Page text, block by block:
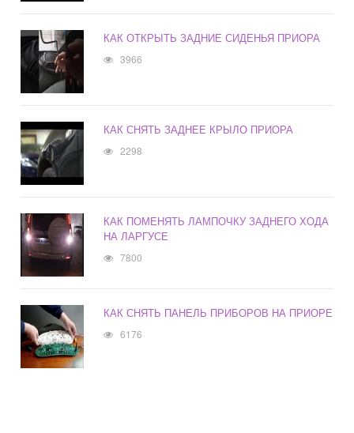
КАК ОТКРЫТЬ ЗАДНИЕ СИДЕНЬЯ ПРИОРА
3966
КАК СНЯТЬ ЗАДНЕЕ КРЫЛО ПРИОРА
2298
КАК ПОМЕНЯТЬ ЛАМПОЧКУ ЗАДНЕГО ХОДА
НА ЛАРГУСЕ
7800
КАК СНЯТЬ ПАНЕЛЬ ПРИБОРОВ НА ПРИОРЕ
6176